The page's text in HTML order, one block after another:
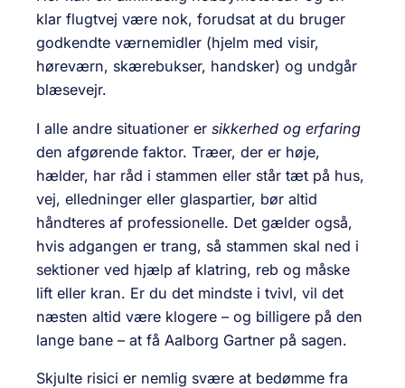
klar flugtvej være nok, forudsat at du bruger
godkendte værnemidler (hjelm med visir,
høreværn, skærebukser, handsker) og undgår
blæsevejr.
I alle andre situationer er sikkerhed og erfaring
den afgørende faktor. Træer, der er høje,
hælder, har råd i stammen eller står tæt på hus,
vej, elledninger eller glaspartier, bør altid
håndteres af professionelle. Det gælder også,
hvis adgangen er trang, så stammen skal ned i
sektioner ved hjælp af klatring, reb og måske
lift eller kran. Er du det mindste i tvivl, vil det
næsten altid være klogere – og billigere på den
lange bane – at få Aalborg Gartner på sagen.
Skjulte risici er nemlig svære at bedømme fra